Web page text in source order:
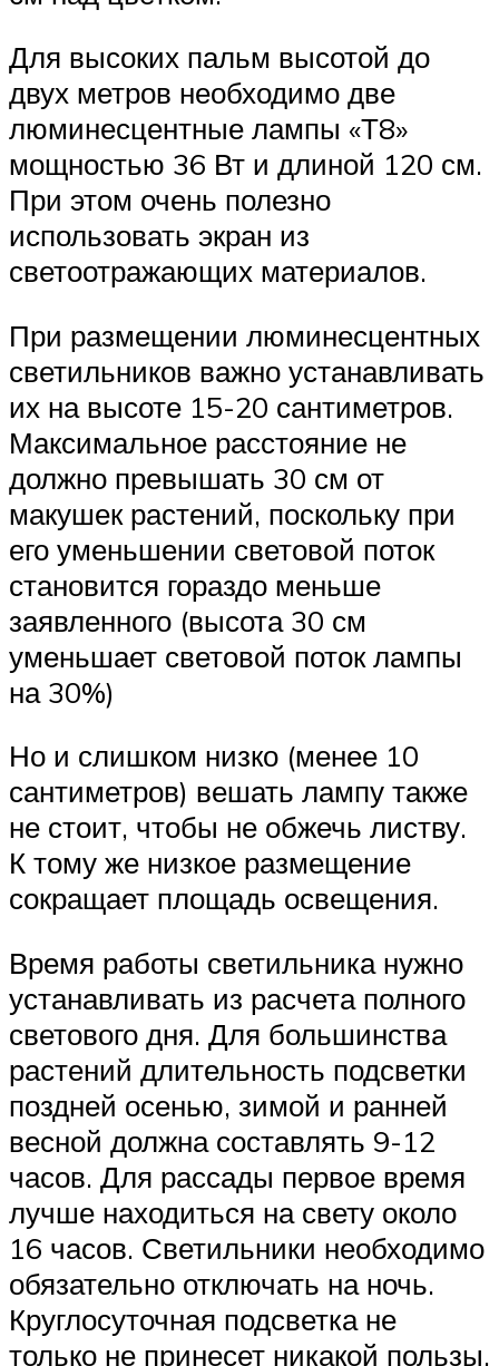
Для высоких пальм высотой до
двух метров необходимо две
люминесцентные лампы «Т8»
мощностью 36 Вт и длиной 120 см.
При этом очень полезно
использовать экран из
светоотражающих материалов.
При размещении люминесцентных
светильников важно устанавливать
их на высоте 15-20 сантиметров.
Максимальное расстояние не
должно превышать 30 см от
макушек растений, поскольку при
его уменьшении световой поток
становится гораздо меньше
заявленного (высота 30 см
уменьшает световой поток лампы
на 30%)
Но и слишком низко (менее 10
сантиметров) вешать лампу также
не стоит, чтобы не обжечь листву.
К тому же низкое размещение
сокращает площадь освещения.
Время работы светильника нужно
устанавливать из расчета полного
светового дня. Для большинства
растений длительность подсветки
поздней осенью, зимой и ранней
весной должна составлять 9-12
часов. Для рассады первое время
лучше находиться на свету около
16 часов. Светильники необходимо
обязательно отключать на ночь.
Круглосуточная подсветка не
только не принесет никакой пользы,